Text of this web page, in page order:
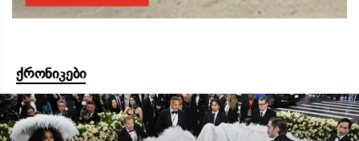
ქრონიკები